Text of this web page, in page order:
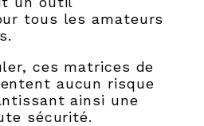
tous les amateurs
ces matrices de
aucun risque
ainsi une
sécurité.